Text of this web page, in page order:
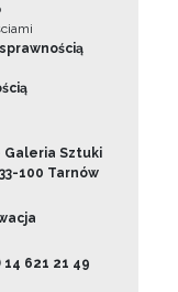
Galeria Sztuki
100 Tarnów
621 21 49